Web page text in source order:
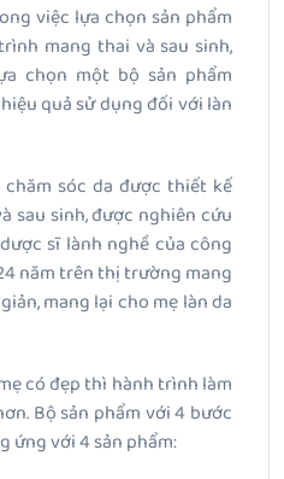
việc lựa chọn sản phẩm
mang thai và sau sinh,
chọn một bộ sản phẩm
quả sử dụng đối với làn
sóc da được thiết kế
sau sinh, được nghiên cứu
sĩ lành nghề của công
năm trên thị trường mang
mang lại cho mẹ làn da
có đẹp thì hành trình làm
Bộ sản phẩm với 4 bước
ứng với 4 sản phẩm: